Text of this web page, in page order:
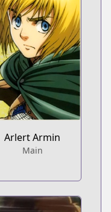
Arlert Armin
Main